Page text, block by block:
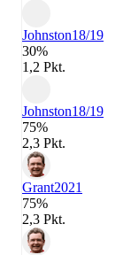
Johnston18/19
30%
1,2 Pkt.
Johnston18/19
75%
2,3 Pkt.
Grant2021
75%
2,3 Pkt.